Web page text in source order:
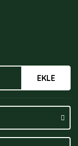
EKLE